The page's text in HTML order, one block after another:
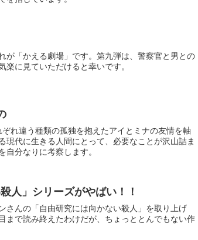
が「かえる劇場」です。第九弾は、警察官と男との
に見ていただけると幸いです。
現代に生きる人間にとって、必要なことが沢山詰ま
自分なりに考察します。
人」シリーズがやばい！！
さんの「自由研究には向かない殺人」を取り上げ
まで読み終えたわけだが、ちょっととんでもない作